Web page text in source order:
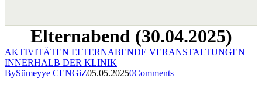
Elternabend (30.04.2025)
AKTIVITÄTEN ELTERNABENDE VERANSTALTUNGEN
INNERHALB DER KLINIK
BySümeyye CENGiZ05.05.20250Comments